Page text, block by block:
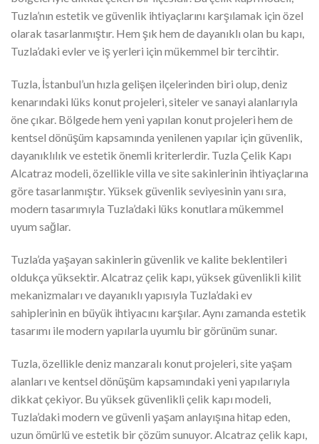
Tuzla’nın estetik ve güvenlik ihtiyaçlarını karşılamak için özel
olarak tasarlanmıştır. Hem şık hem de dayanıklı olan bu kapı,
Tuzla’daki evler ve iş yerleri için mükemmel bir tercihtir.
Tuzla, İstanbul’un hızla gelişen ilçelerinden biri olup, deniz
kenarındaki lüks konut projeleri, siteler ve sanayi alanlarıyla
öne çıkar. Bölgede hem yeni yapılan konut projeleri hem de
kentsel dönüşüm kapsamında yenilenen yapılar için güvenlik,
dayanıklılık ve estetik önemli kriterlerdir. Tuzla Çelik Kapı
Alcatraz modeli, özellikle villa ve site sakinlerinin ihtiyaçlarına
göre tasarlanmıştır. Yüksek güvenlik seviyesinin yanı sıra,
modern tasarımıyla Tuzla’daki lüks konutlara mükemmel
uyum sağlar.
Tuzla’da yaşayan sakinlerin güvenlik ve kalite beklentileri
oldukça yüksektir. Alcatraz çelik kapı, yüksek güvenlikli kilit
mekanizmaları ve dayanıklı yapısıyla Tuzla’daki ev
sahiplerinin en büyük ihtiyacını karşılar. Aynı zamanda estetik
tasarımı ile modern yapılarla uyumlu bir görünüm sunar.
Tuzla, özellikle deniz manzaralı konut projeleri, site yaşam
alanları ve kentsel dönüşüm kapsamındaki yeni yapılarıyla
dikkat çekiyor. Bu yüksek güvenlikli çelik kapı modeli,
Tuzla’daki modern ve güvenli yaşam anlayışına hitap eden,
uzun ömürlü ve estetik bir çözüm sunuyor. Alcatraz çelik kapı,